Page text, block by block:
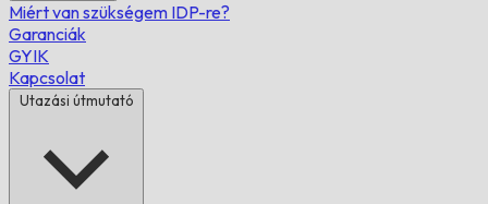
Miért van szükségem IDP-re?
Garanciák
GYIK
Kapcsolat
Utazási útmutató